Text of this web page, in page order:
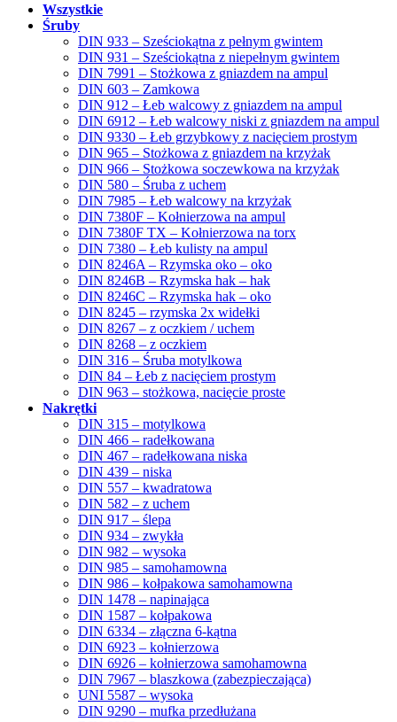
Wszystkie
Śruby
DIN 933 – Sześciokątna z pełnym gwintem
DIN 931 – Sześciokątna z niepełnym gwintem
DIN 7991 – Stożkowa z gniazdem na ampul
DIN 603 – Zamkowa
DIN 912 – Łeb walcowy z gniazdem na ampul
DIN 6912 – Łeb walcowy niski z gniazdem na ampul
DIN 9330 – Łeb grzybkowy z nacięciem prostym
DIN 965 – Stożkowa z gniazdem na krzyżak
DIN 966 – Stożkowa soczewkowa na krzyżak
DIN 580 – Śruba z uchem
DIN 7985 – Łeb walcowy na krzyżak
DIN 7380F – Kołnierzowa na ampul
DIN 7380F TX – Kołnierzowa na torx
DIN 7380 – Łeb kulisty na ampul
DIN 8246A – Rzymska oko – oko
DIN 8246B – Rzymska hak – hak
DIN 8246C – Rzymska hak – oko
DIN 8245 – rzymska 2x widełki
DIN 8267 – z oczkiem / uchem
DIN 8268 – z oczkiem
DIN 316 – Śruba motylkowa
DIN 84 – Łeb z nacięciem prostym
DIN 963 – stożkowa, nacięcie proste
Nakrętki
DIN 315 – motylkowa
DIN 466 – radełkowana
DIN 467 – radełkowana niska
DIN 439 – niska
DIN 557 – kwadratowa
DIN 582 – z uchem
DIN 917 – ślepa
DIN 934 – zwykła
DIN 982 – wysoka
DIN 985 – samohamowna
DIN 986 – kołpakowa samohamowna
DIN 1478 – napinająca
DIN 1587 – kołpakowa
DIN 6334 – złączna 6-kątna
DIN 6923 – kołnierzowa
DIN 6926 – kołnierzowa samohamowna
DIN 7967 – blaszkowa (zabezpieczająca)
UNI 5587 – wysoka
DIN 9290 – mufka przedłużana